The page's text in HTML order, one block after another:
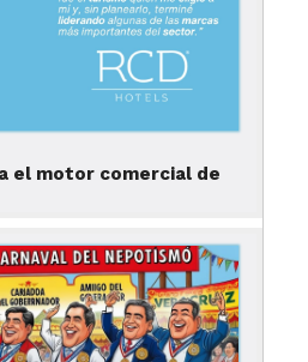
Art Museum alberga una
de todo el mundo. Desde
moderno, este museo
cultural única en Denver.
tu selfie frente a la
de la entrada
Museum
Gardens
el motor comercial de